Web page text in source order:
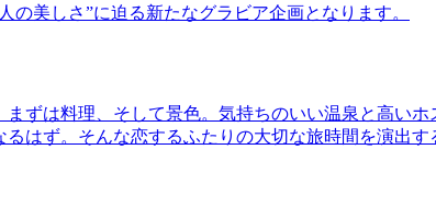
の美しさ”に迫る新たなグラビア企画となります。
ずは料理、そして景色。気持ちのいい温泉と高い
はず。そんな恋するふたりの大切な旅時間を演出